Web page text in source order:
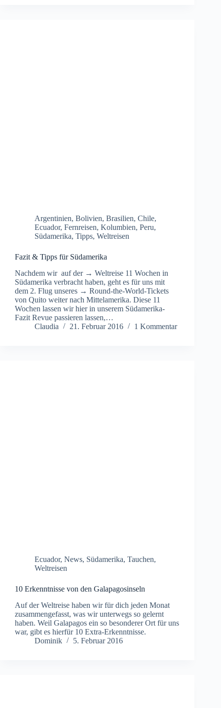
Argentinien, Bolivien, Brasilien, Chile,
Ecuador, Fernreisen, Kolumbien, Peru,
Südamerika, Tipps, Weltreisen
Fazit & Tipps für Südamerika
Nachdem wir auf der → Weltreise 11 Wochen in
Südamerika verbracht haben, geht es für uns mit
dem 2. Flug unseres → Round-the-World-Tickets
von Quito weiter nach Mittelamerika. Diese 11
Wochen lassen wir hier in unserem Südamerika-
Fazit Revue passieren lassen,…
Claudia
21. Februar 2016 1 Kommentar
Ecuador, News, Südamerika, Tauchen,
Weltreisen
10 Erkenntnisse von den Galapagosinseln
Auf der Weltreise haben wir für dich jeden Monat
zusammengefasst, was wir unterwegs so gelernt
haben. Weil Galapagos ein so besonderer Ort für uns
war, gibt es hierfür 10 Extra-Erkenntnisse.
Dominik
5. Februar 2016